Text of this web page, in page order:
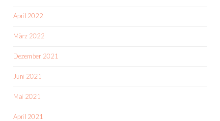
April 2022
März 2022
Dezember 2021
Juni 2021
Mai 2021
April 2021